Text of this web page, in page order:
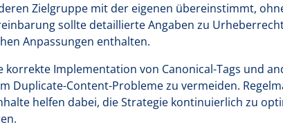
Zielgruppe mit der eigenen übereinstimmt,
sollte detaillierte Angaben zu
Anpassungen enthalten.
korrekte Implementation von Canonical-Tags und
Duplicate-Content-Probleme zu vermeiden.
helfen dabei, die Strategie kontinuierlich zu